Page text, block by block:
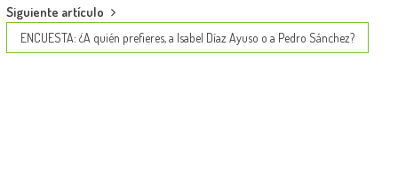
Siguiente artículo
ENCUESTA: ¿A quién prefieres, a Isabel Díaz Ayuso o a Pedro Sánchez?